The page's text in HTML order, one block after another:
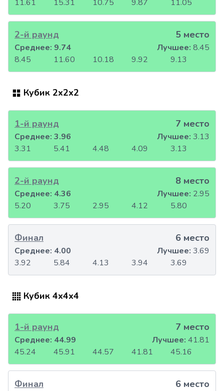
11.61 15.31 10.75 9.87 11.05
2-й раунд 5 место
8.45 11.60 10.18 9.92 9.13
Среднее: 9.74 Лучшее: 8.45
Кубик 2x2x2
1-й раунд 7 место
3.31 5.41 4.48 4.09 3.13
Среднее: 3.96 Лучшее: 3.13
2-й раунд 8 место
5.20 3.75 2.95 4.12 5.80
Среднее: 4.36 Лучшее: 2.95
Финал 6 место
3.92 5.84 4.13 3.94 3.69
Среднее: 4.00 Лучшее: 3.69
Кубик 4x4x4
1-й раунд 7 место
45.24 45.91 44.57 41.81 45.16
Среднее: 44.99 Лучшее: 41.81
Финал 6 место